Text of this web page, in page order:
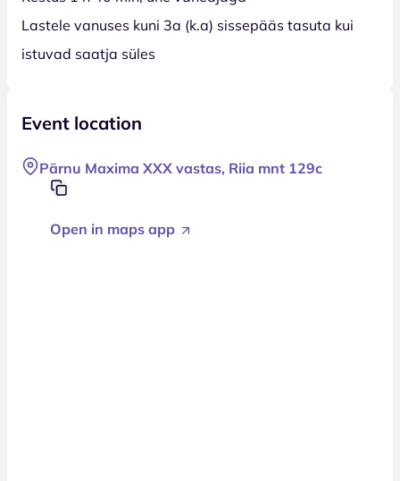
Lastele vanuses kuni 3a (k.a) sissepääs tasuta kui
istuvad saatja süles
Event location
Pärnu Maxima XXX vastas, Riia mnt 129c
Open in maps app